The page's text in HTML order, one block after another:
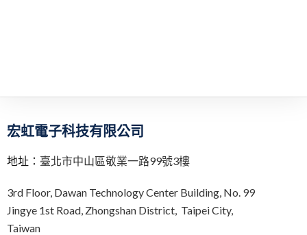
宏虹電子科技有限公司
地址： 臺北市中山區敬業一路99號3樓
3rd Floor, Dawan Technology Center Building, No. 99
Jingye 1st Road, Zhongshan District, Taipei City,
Taiwan